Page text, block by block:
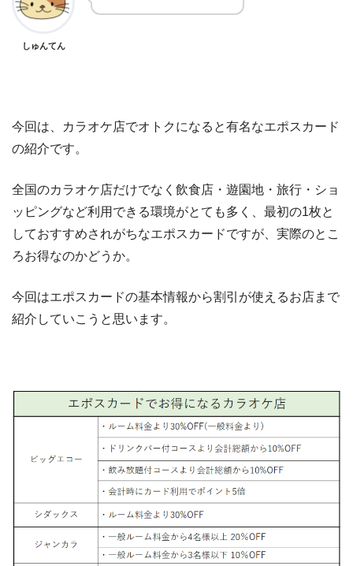
しゅんてん
今回は、カラオケ店でオトクになると有名なエポスカード
の紹介です。
全国のカラオケ店だけでなく飲食店・遊園地・旅行・ショ
ッピングなど利用できる環境がとても多く、最初の1枚と
しておすすめされがちなエポスカードですが、実際のとこ
ろお得なのかどうか。
今回はエポスカードの基本情報から割引が使えるお店まで
紹介していこうと思います。